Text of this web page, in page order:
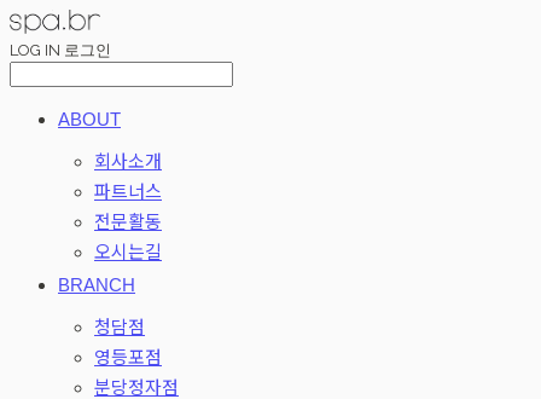
LOG IN 로그인
ABOUT
회사소개
파트너스
전문활동
오시는길
BRANCH
청담점
영등포점
분당정자점